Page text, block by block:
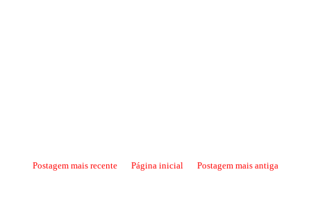
Postagem mais recente Postagem mais antiga
Página inicial